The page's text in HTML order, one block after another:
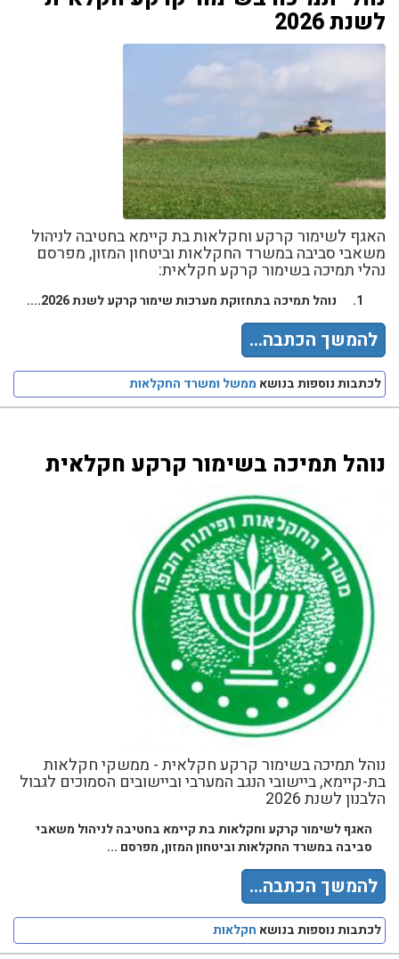
לשנת 2026
האגף לשימור קרקע וחקלאות בת קיימא בחטיבה לניהול
משאבי סביבה במשרד החקלאות וביטחון המזון, מפרסם
נהלי תמיכה בשימור קרקע חקלאית:
נוהל תמיכה בתחזוקת מערכות שימור קרקע לשנת 2026. ...
להמשך הכתבה...
לכתבות נוספות בנושא ממשל ומשרד החקלאות
נוהל תמיכה בשימור קרקע חקלאית
נוהל תמיכה בשימור קרקע חקלאית - ממשקי חקלאות
בת-קיימא, ביישובי הנגב המערבי וביישובים הסמוכים לגבול
הלבנון לשנת 2026
האגף לשימור קרקע וחקלאות בת קיימא בחטיבה לניהול משאבי
סביבה במשרד החקלאות וביטחון המזון, מפרסם ...
להמשך הכתבה...
לכתבות נוספות בנושא חקלאות